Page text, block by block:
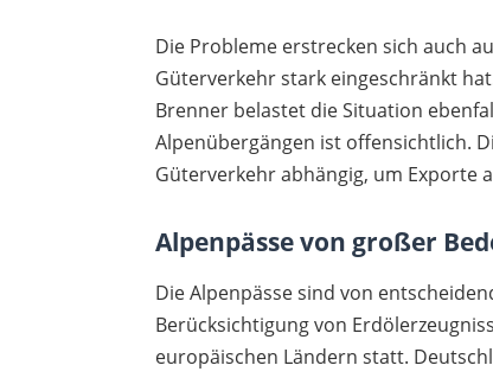
Die Probleme erstrecken sich auch
Güterverkehr stark eingeschränkt
Brenner belastet die Situation
Alpenübergängen ist offensichtlich.
Güterverkehr abhängig, um Exporte
Alpenpässe von großer
Die Alpenpässe sind von
Berücksichtigung von
europäischen Ländern statt.